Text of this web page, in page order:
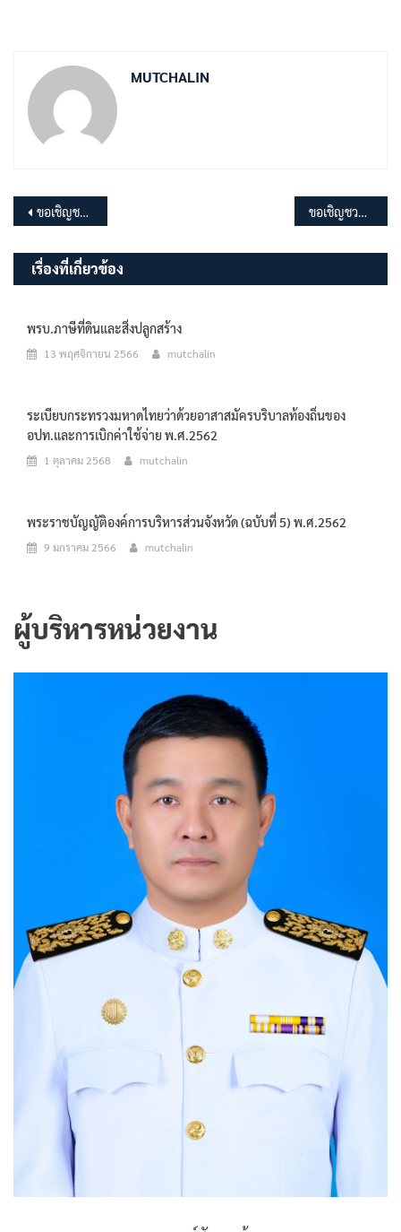
MUTCHALIN
แนะแนว
เรื่อง
ขอเชิญชวนประชาชนเข้าประชุมแผนการจัดสรรน้ำและการเพาะปลูกพืชฤดูแล้ง ปี 2566/67 ขอเชิญชวนประชาชนเข้าร่วมรับฟังการประชุมสภา อบต.มุจลินท์ สมัยสามัญ สมัยที่ 4 ครั้งที่ 1 ประจำปี พ.ศ.2566
เรื่องที่เกี่ยวข้อง
พรบ.ภาษีที่ดินและสิ่งปลูกสร้าง
13 พฤศจิกายน 2566 mutchalin
ระเบียบกระทรวงมหาดไทยว่าด้วยอาสาสมัครบริบาลท้องถิ่นของ
อปท.และการเบิกค่าใช้จ่าย พ.ศ.2562
1 ตุลาคม 2568 mutchalin
พระราชบัญญัติองค์การบริหารส่วนจังหวัด (ฉบับที่ 5) พ.ศ.2562
9 มกราคม 2566 mutchalin
ผู้บริหารหน่วยงาน